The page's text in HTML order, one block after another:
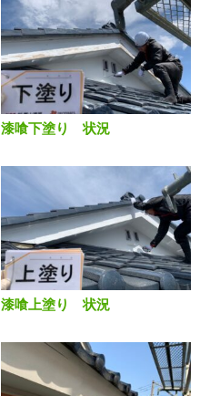
漆喰下塗り 状況
漆喰上塗り 状況